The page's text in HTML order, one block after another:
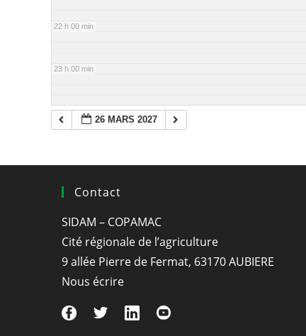
22 h 00 min
23 h 00 min
26 MARS 2027
Contact
SIDAM – COPAMAC
Cité régionale de l’agriculture
9 allée Pierre de Fermat, 63170 AUBIERE
Nous écrire